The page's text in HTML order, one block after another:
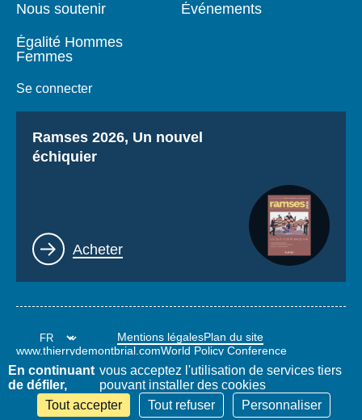
Nous soutenir
Égalité Hommes
Femmes
Se connecter
Événements
Titre
Ramses 2026, Un nouvel
échiquier
Lien
Acheter
Mentions légalesPlan du site
www.thierrydemontbrial.comWorld Policy Conference
Blog Politique étrangère
En continuant
de défiler,
vous acceptez l'utilisation de services tiers
pouvant installer des cookies
Tout accepter
Tout refuser Personnaliser